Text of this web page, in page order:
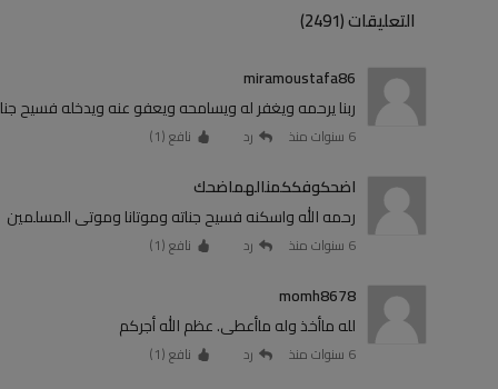
التعليقات (2491)
miramoustafa86
ربنا يرحمه ويغفر له ويسامحه ويعفو عنه ويدخله فسيح
6 سنوات منذ رد نافع (1
)
اضحكوفككمنالهماضحك
رحمه الله واسكنه فسيح جناته وموتانا وموتى المسلمين
6 سنوات منذ رد نافع (1
)
momh8678
لله ماأخذ وله ماأعطى. عظم الله أجركم
6 سنوات منذ رد نافع (1
)